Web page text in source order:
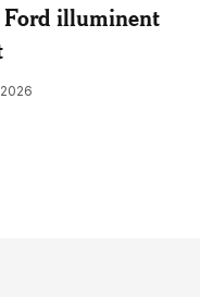
Ford illuminent